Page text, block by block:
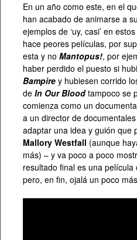
En un año como este, en el
han acabado de animarse a
ejemplos de ‘uy, casi’ en
hace peores películas, por
esta y no Mantopus!, por
haber perdido el puesto si
Bampire y hubiesen corrido
de In Our Blood tampoco se
comienza como un
a un director de
adaptar una idea y guión que
Mallory Westfall (aunque
más) – y va poco a poco
resultado final es una
pero, en fin, ojalá un poco